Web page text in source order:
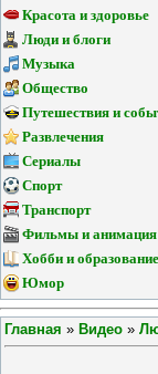
Красота и здоровье
Люди и блоги
Музыка
Общество
Путешествия и
Развлечения
Сериалы
Спорт
Транспорт
Фильмы и анимация
Хобби и образование
Юмор
Главная » Видео »